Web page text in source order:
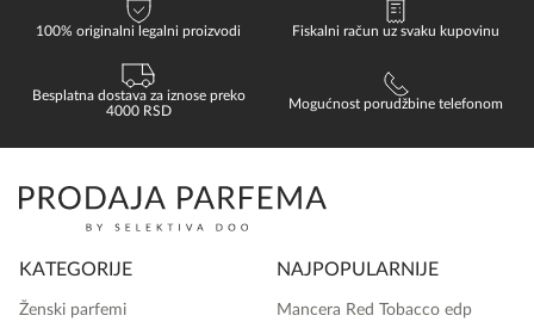
100% originalni legalni proizvodi Fiskalni račun uz svaku kupovinu
Besplatna dostava za iznose preko
4000 RSD
Mogućnost porudžbine telefonom
KATEGORIJE
Ženski parfemi
NAJPOPULARNIJE
Mancera Red Tobacco edp